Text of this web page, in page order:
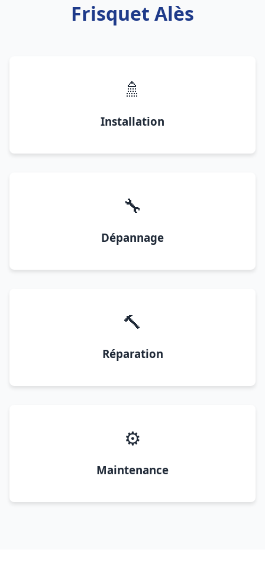
Frisquet Alès
🚿
Installation
🔧
Dépannage
🔨
Réparation
⚙️
Maintenance